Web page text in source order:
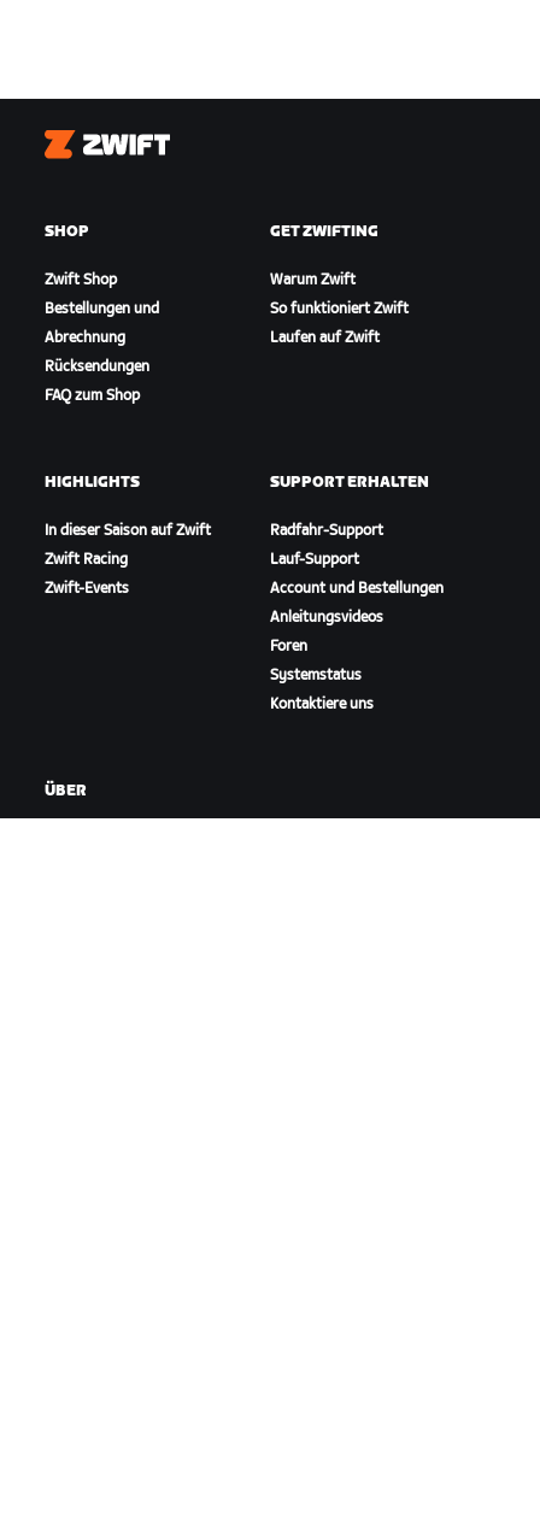
Zwift
SHOP
Zwift Shop
Bestellungen und
Abrechnung
Rücksendungen
FAQ zum Shop
GET ZWIFTING
Warum Zwift
So funktioniert Zwift
Laufen auf Zwift
HIGHLIGHTS
In dieser Saison auf Zwift
Zwift Racing
Zwift-Events
SUPPORT ERHALTEN
Radfahr-Support
Lauf-Support
Account und Bestellungen
Anleitungsvideos
Foren
Systemstatus
Kontaktiere uns
ÜBER